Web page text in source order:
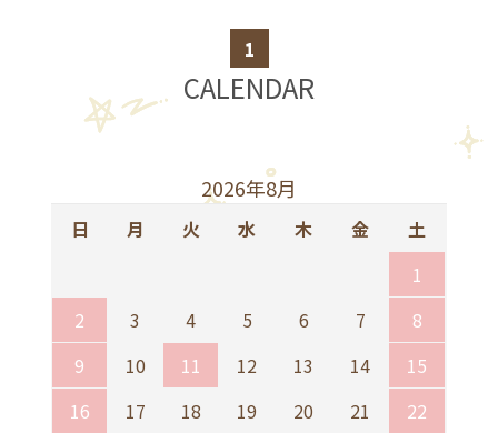
1
CALENDAR
2026年8月
日 月 火 水 木 金
土
1
2
3 4 5 6 7
8
9
10 11 12 13 14
15
16
17 18 19 20 21
22